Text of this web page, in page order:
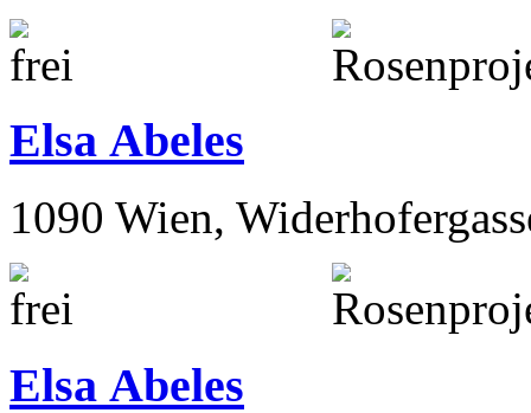
Elsa Abeles
1090 Wien,
Elsa Abeles